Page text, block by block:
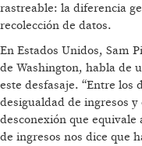
rastreable: la diferencia
recolección de datos.
En Estados Unidos, Sam
de Washington, habla de
este desfasaje. “Entre los
desigualdad de ingresos
desconexión que
de ingresos nos dice que